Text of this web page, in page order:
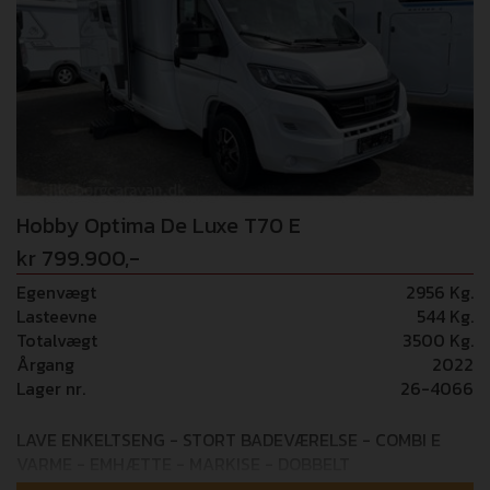
kW/140 hk, Euro 6 EB, med start-/stopteknologi og ECO-
Pack med 8-trins automatgear (41.701,-) -
Sengeombygning til siddegruppe inkl. polstring (5.373,-)
- Hyggebelysning (1.697,-) Alle dele er med i
udsalgsprisen! Billederne er arkiv fotos og kan være vist
Hobby Optima De Luxe T70 E
kr 799.900,-
Egenvægt
2956 Kg.
Lasteevne
544 Kg.
Totalvægt
3500 Kg.
Årgang
2022
Lager nr.
26-4066
LAVE ENKELTSENG - STORT BADEVÆRELSE - COMBI E